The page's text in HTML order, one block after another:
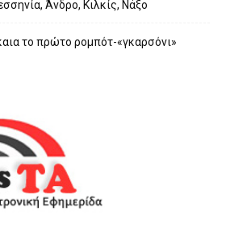
Άνδρο, Κιλκίς, Νάξο
το πρώτο ρομπότ-«γκαρσόνι»